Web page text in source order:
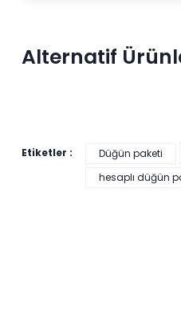
Alternatif
Etiketler : Düğün paketi
hesaplı düğün